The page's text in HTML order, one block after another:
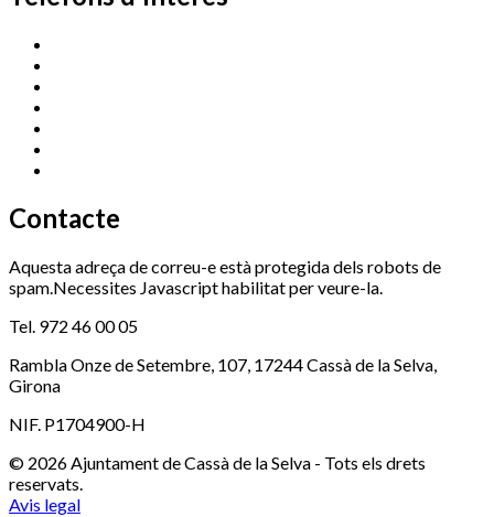
Contacte
Aquesta adreça de correu-e està protegida dels robots de
spam.Necessites Javascript habilitat per veure-la.
Tel. 972 46 00 05
Rambla Onze de Setembre, 107, 17244 Cassà de la Selva,
Girona
NIF. P1704900-H
© 2026 Ajuntament de Cassà de la Selva - Tots els drets
reservats.
Avis legal